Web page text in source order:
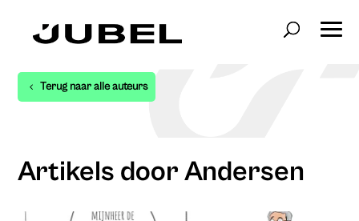
Terug naar alle auteurs
Artikels door Andersen